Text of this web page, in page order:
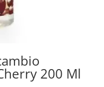
200 Ml